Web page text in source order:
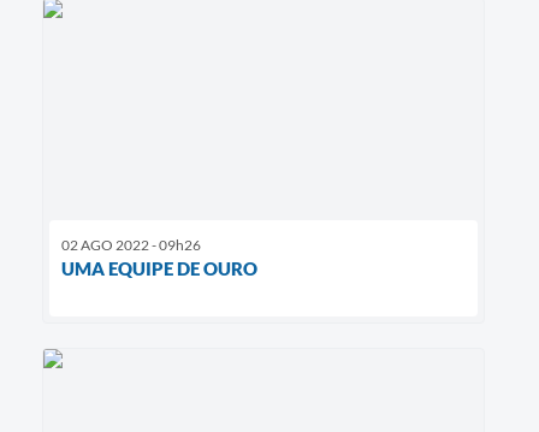
02 AGO 2022 - 09h26
UMA EQUIPE DE OURO